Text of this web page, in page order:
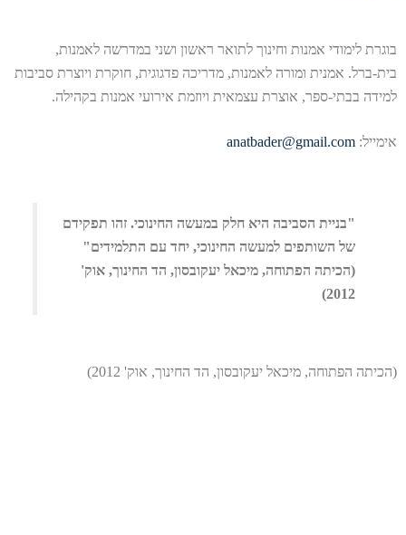
בוגרת לימודי אמנות וחינוך לתואר ראשון ושני במדרשה לאמנות,
בית-ברל. אמנית ומורה לאמנות, מדריכה פדגוגית, חוקרת ויוצרת סביבות
למידה בבתי-ספר, אוצרת עצמאית ויוזמת אירועי אמנות בקהילה.
אימייל: anatbader@gmail.com
"בניית הסביבה היא חלק במעשה החינוכי. זהו תפקידם
של השותפים למעשה החינוכי, יחד עם התלמידים"
(הכיתה הפתוחה, מיכאל יעקובסון, הד החינוך, אוק'
2012)
(הכיתה הפתוחה, מיכאל יעקובסון, הד החינוך, אוק' 2012)